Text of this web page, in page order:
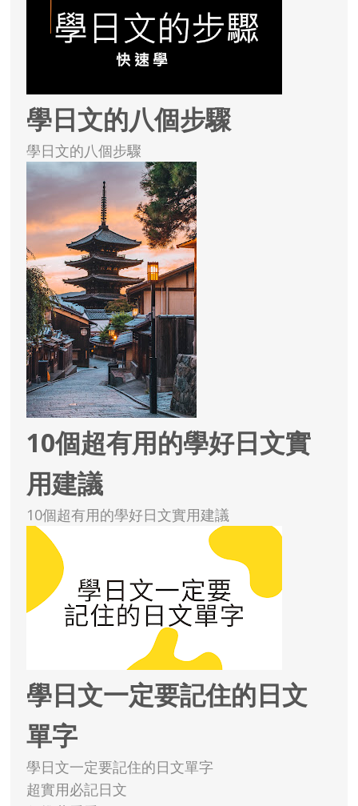
學日文的八個步驟
學日文的八個步驟
10個超有用的學好日文實
用建議
10個超有用的學好日文實用建議
學日文一定要記住的日文
單字
學日文一定要記住的日文單字
超實用必記日文